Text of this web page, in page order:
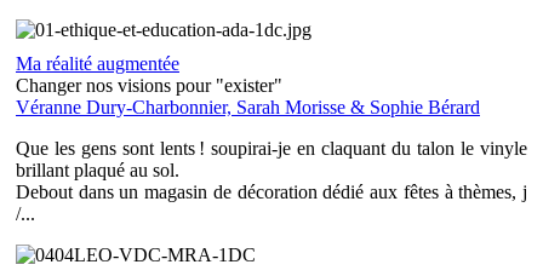
Ma réalité augmentée
Changer nos visions pour "exister"
Véranne Dury-Charbonnier, Sarah Morisse & Sophie Bérard
Que les gens sont lents ! soupirai-je en claquant du talon le vinyle
brillant plaqué au sol.
Debout dans un magasin de décoration dédié aux fêtes à thèmes, j
/...